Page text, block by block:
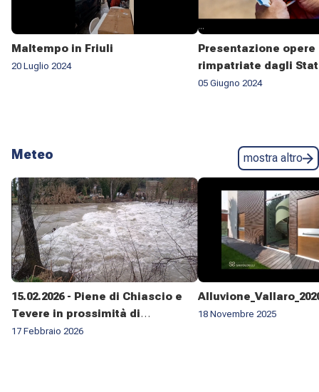
Maltempo in Friuli
20 Luglio 2024
Presentazione
rimpatriate dagli
05 Giugno 2024
Meteo mostra altro
15.02.2026 - Piene di Chiascio e
Tevere in prossimità di
Pontenuovo di Torgiano
17 Febbraio 2026
18 Novembre 2025